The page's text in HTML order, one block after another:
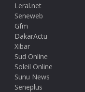
Leral.net
Seneweb
Gfm
DakarActu
Xibar
Sud Online
Soleil Online
Sunu News
Seneplus